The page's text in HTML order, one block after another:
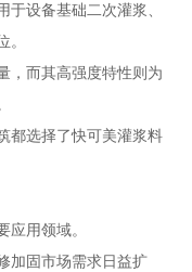
设备基础二次灌浆、
，而其高强度特性则为
都选择了快可美灌浆料
用领域。
加固市场需求日益扩